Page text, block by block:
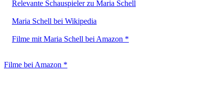
Relevante Schauspieler zu Maria Schell
Maria Schell bei Wikipedia
Filme mit Maria Schell bei Amazon *
Filme bei Amazon *